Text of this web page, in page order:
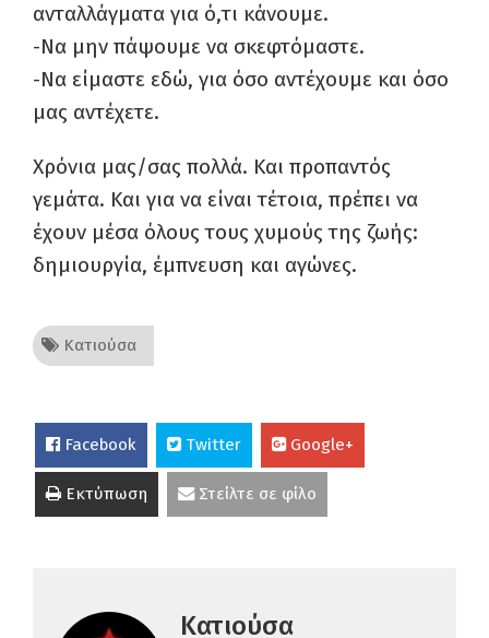
ανταλλάγματα για ό,τι κάνουμε.
-Να μην πάψουμε να σκεφτόμαστε.
-Να είμαστε εδώ, για όσο αντέχουμε και όσο
μας αντέχετε.
Χρόνια μας/σας πολλά. Και προπαντός
γεμάτα. Και για να είναι τέτοια, πρέπει να
έχουν μέσα όλους τους χυμούς της ζωής:
δημιουργία, έμπνευση και αγώνες.
Κατιούσα
Facebook Twitter Google+
Εκτύπωση Στείλτε σε φίλο
Κατιούσα